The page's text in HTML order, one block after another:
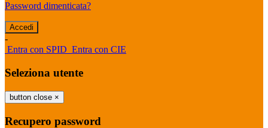
Password dimenticata?
-
Entra con SPID Entra con CIE
Seleziona utente
button close ×
Recupero password